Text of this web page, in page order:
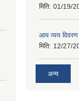
मिति: 01/19/
आय व्यय
मिति: 12/27/
अन्य